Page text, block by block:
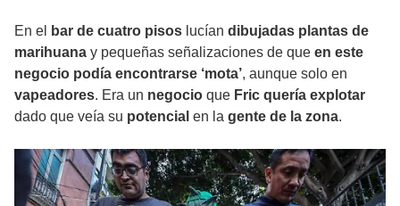
En el bar de cuatro pisos lucían dibujadas plantas de
marihuana y pequeñas señalizaciones de que en este
negocio podía encontrarse ‘mota’, aunque solo en
vapeadores. Era un negocio que Fric quería explotar
dado que veía su potencial en la gente de la zona.